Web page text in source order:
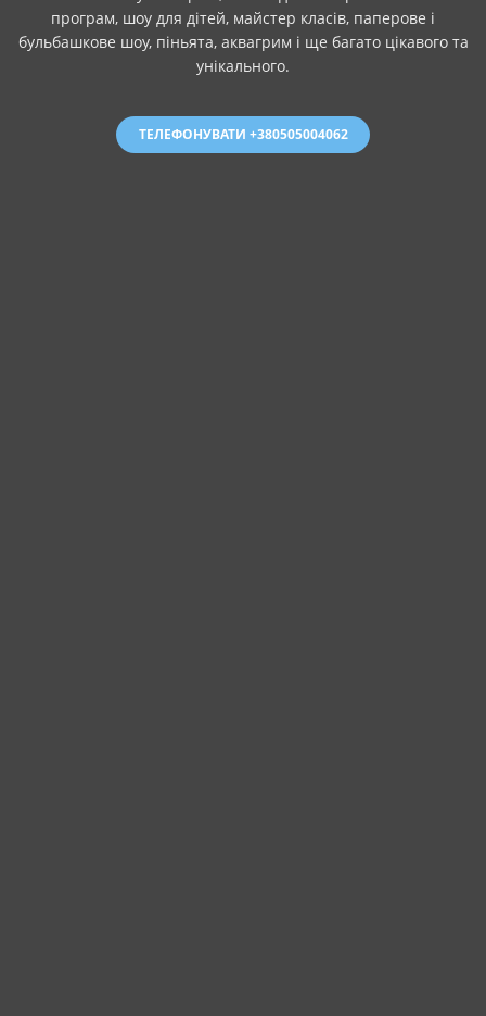
програм, шоу для дітей, майстер класів, паперове і
бульбашкове шоу, піньята, аквагрим і ще багато цікавого та
унікального.
ТЕЛЕФОНУВАТИ +380505004062